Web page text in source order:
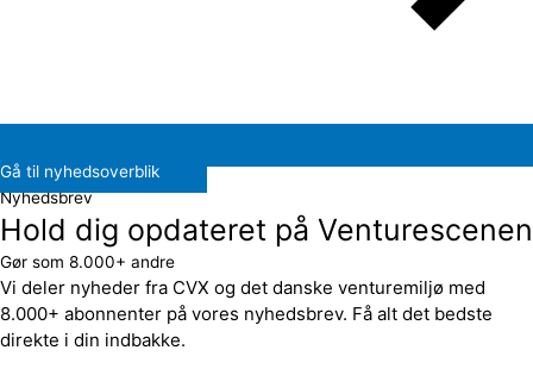
Gå til nyhedsoverblik
Nyhedsbrev
Hold dig opdateret på Venturescenen
Gør som 8.000+ andre
Vi deler nyheder fra CVX og det danske venturemiljø med
8.000+ abonnenter på vores nyhedsbrev. Få alt det bedste
direkte i din indbakke.